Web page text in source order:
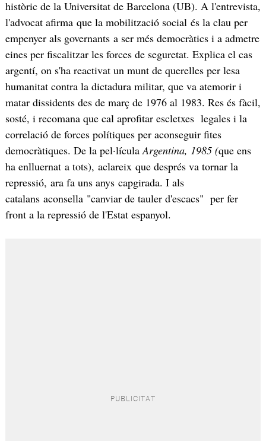
històric de la Universitat de Barcelona (UB). A l'entrevista,
l'advocat afirma que la mobilització social és la clau per
empenyer als governants a ser més democràtics i a admetre
eines per fiscalitzar les forces de seguretat. Explica el cas
argentí, on s'ha reactivat un munt de querelles per lesa
humanitat contra la dictadura militar, que va atemorir i
matar dissidents des de març de 1976 al 1983. Res és fàcil,
sosté, i recomana que cal aprofitar escletxes legales i la
correlació de forces polítiques per aconseguir fites
democràtiques. De la pel·lículaArgentina, 1985 (que ens
ha enlluernat a tots), aclareix que després va tornar la
repressió, ara fa uns anys capgirada. I als
catalans aconsella "canviar de tauler d'escacs" per fer
front a la repressió de l'Estat espanyol.